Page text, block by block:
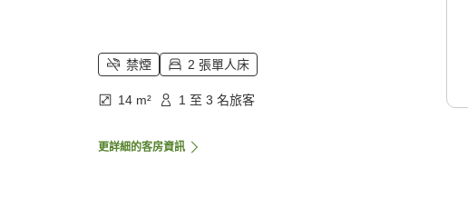
禁煙 2 張單人床
14 m² 1 至 3 名旅客
更詳細的客房資訊